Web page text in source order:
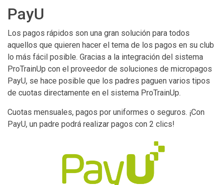
PayU
Los pagos rápidos son una gran solución para todos
aquellos que quieren hacer el tema de los pagos en su club
lo más fácil posible. Gracias a la integración del sistema
ProTrainUp con el proveedor de soluciones de micropagos
PayU, se hace posible que los padres paguen varios tipos
de cuotas directamente en el sistema ProTrainUp.
Cuotas mensuales, pagos por uniformes o seguros. ¡Con
PayU, un padre podrá realizar pagos con 2 clics!